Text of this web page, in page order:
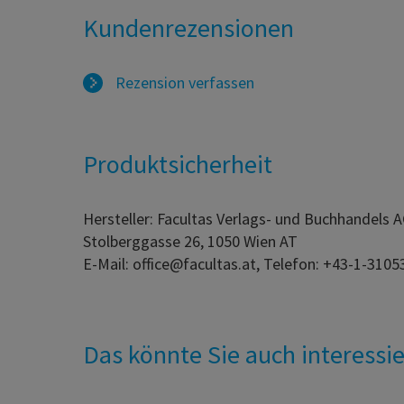
Kundenrezensionen
Rezension verfassen
Produktsicherheit
Hersteller: Facultas Verlags- und Buchhandels
Stolberggasse 26, 1050 Wien AT
E-Mail: office@facultas.at, Telefon: +43-1-
Das könnte Sie auch